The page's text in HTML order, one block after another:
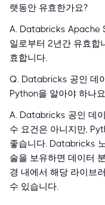
랫동안 유효한가요?
A. Databricks Apache
일로부터 2년간 유효합
효합니다.
Q. Databricks 공인 데
Python을 알아야 하나
A. Databricks 공인 데
수 요건은 아니지만,
좋습니다. Databricks
술을 보유하면 데이터
경 내에서 해당 라이브
수 있습니다.